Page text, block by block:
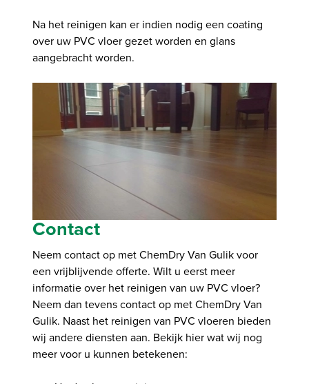
Na het reinigen kan er indien nodig een coating
over uw PVC vloer gezet worden en glans
aangebracht worden.
Contact
Neem contact op met ChemDry Van Gulik voor
een vrijblijvende offerte. Wilt u eerst meer
informatie over het reinigen van uw PVC vloer?
Neem dan tevens contact op met ChemDry Van
Gulik. Naast het reinigen van PVC vloeren bieden
wij andere diensten aan. Bekijk hier wat wij nog
meer voor u kunnen betekenen: